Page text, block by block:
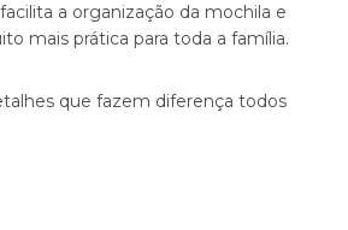
a organização da mochila e
mais prática para toda a família.
que fazem diferença todos